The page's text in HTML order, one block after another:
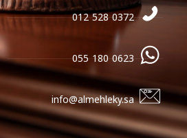
0372 528 012
0623 180 055
info@almehleky.sa